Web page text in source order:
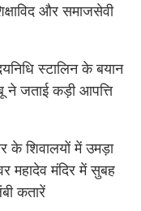
और समाजसेवी
स्टालिन के बयान
ने जताई कड़ी आपत्ति
के शिवालयों में उमड़ा
महादेव मंदिर में सुबह
कतारें